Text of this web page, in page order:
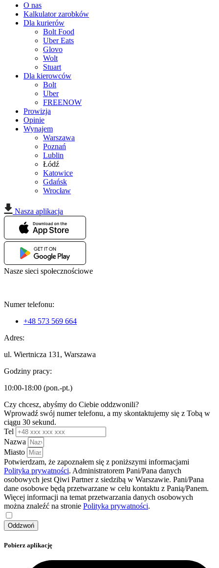
O nas
Kalkulator zarobków
Dla kurierów
Bolt Food
Uber Eats
Glovo
Wolt
Stuart
Dla kierowców
Bolt
Uber
FREENOW
Prowizja
Opinie
Wynajem
Warszawa
Poznań
Lublin
Łódź
Katowice
Gdańsk
Wrocław
Nasza aplikacja
Nasze sieci społecznościowe
Numer telefonu:
+48 573 569 664
Adres:
ul. Wiertnicza 131, Warszawa
Godziny pracy:
10:00-18:00 (pon.-pt.)
Czy chcesz, abyśmy do Ciebie oddzwonili?
Wprowadź swój numer telefonu, a my skontaktujemy się z Tobą w
ciągu 30 sekund.
Tel
Nazwa
Miasto
Potwierdzam, że zapoznałem się z poniższymi informacjami
Polityka prywatności. Administratorem Pani/Pana danych
osobowych jest Qiwi Partner z siedzibą w Warszawie. Pani/Pana
dane osobowe będą przetwarzane w celu kontaktu z Panią/Panem.
Więcej informacji na temat przetwarzania danych osobowych
można znaleźć na stronie Polityka prywatności.
Oddzwoń
Pobierz aplikację